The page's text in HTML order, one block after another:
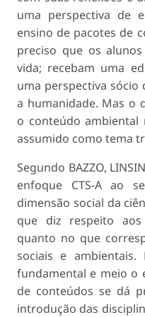
uma perspectiva de
ensino de pacotes de
preciso que os
vida; recebam uma
uma perspectiva sócio
a humanidade. Mas o
o conteúdo
assumido como tema
Segundo BAZZO,
enfoque CTS-A ao
dimensão social da
que diz respeito aos
quanto no que
sociais e
fundamental e meio o
de conteúdos se dá
introdução das